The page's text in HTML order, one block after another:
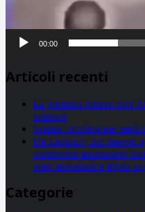
00:00
Articoli recenti
La proteina chiave
neuroni
Statine: inutilmente
Un farmaco, due nuove
carcinoma mammario
seno metastatico triplo
Categorie